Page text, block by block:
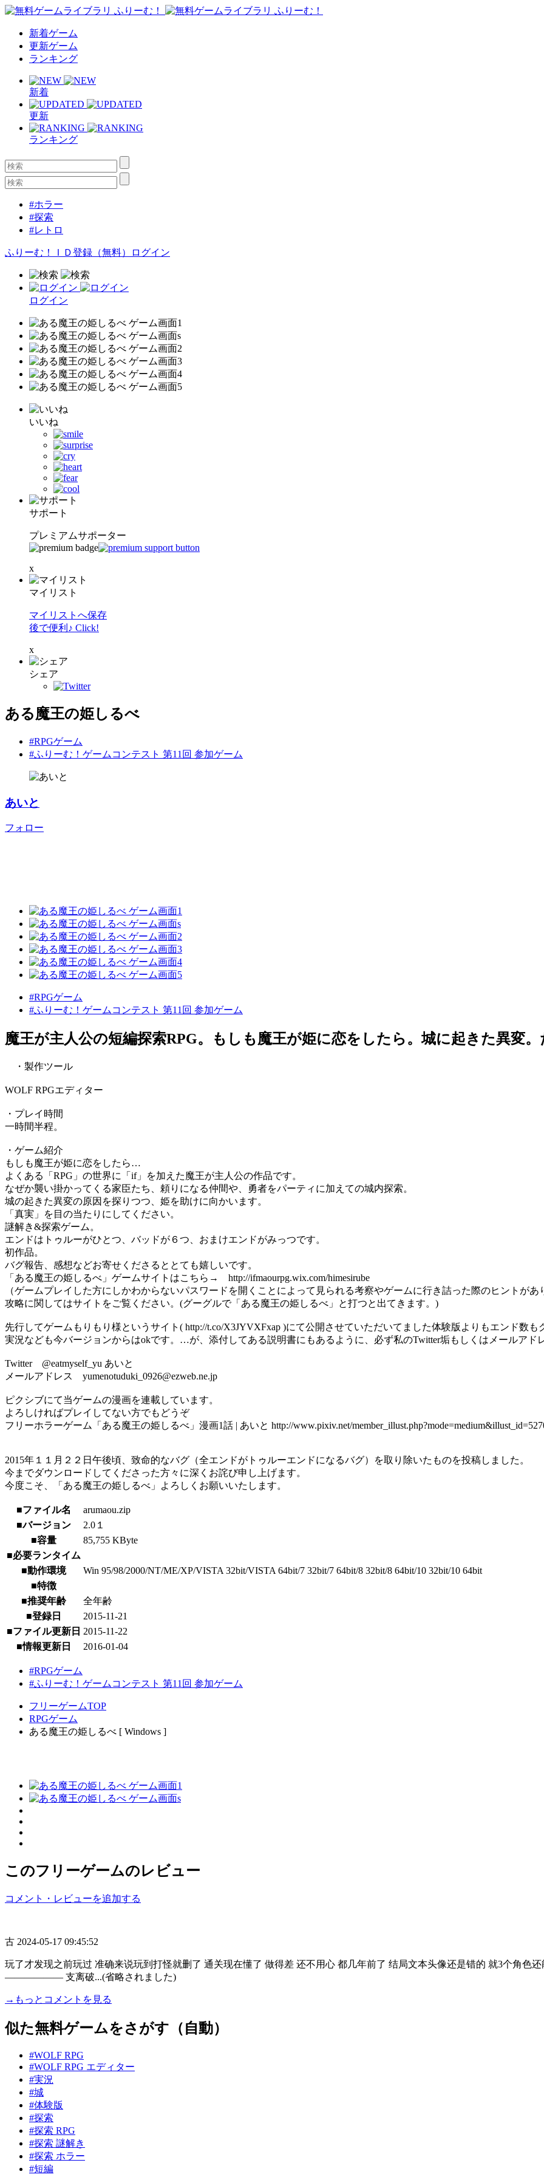
新着ゲーム
更新ゲーム
ランキング
新着
更新
ランキング
#ホラー
#探索
#レトロ
ふりーむ！ＩＤ登録（無料） ログイン
ログイン
いいね
サポート
プレミアムサポーター
x
マイリスト
マイリストへ保存
後で便利♪ Click!
x
シェア
ある魔王の姫しるべ
#RPGゲーム
#ふりーむ！ゲームコンテスト 第11回 参加ゲーム
あいと
フォロー
#RPGゲーム
#ふりーむ！ゲームコンテスト 第11回 参加ゲーム
魔王が主人公の短編探索RPG。もしも魔王が姫に恋をしたら。城に起きた異変。
・製作ツール
WOLF RPGエディター
・プレイ時間
一時間半程。
・ゲーム紹介
もしも魔王が姫に恋をしたら…
よくある「RPG」の世界に「if」を加えた魔王が主人公の作品です。
なぜか襲い掛かってくる家臣たち、頼りになる仲間や、勇者をパーティに加えての城内探索。
城の起きた異変の原因を探りつつ、姫を助けに向かいます。
「真実」を目の当たりにしてください。
謎解き&探索ゲーム。
エンドはトゥルーがひとつ、バッドが６つ、おまけエンドがみっつです。
初作品。
バグ報告、感想などお寄せくださるととても嬉しいです。
「ある魔王の姫しるべ」ゲームサイトはこちら→ http://ifmaourpg.wix.com/himesirube
（ゲームプレイした方にしかわからないパスワードを開くことによって見られる考察やゲームに行き詰った際のヒントがあ
攻略に関してはサイトをご覧ください。(グーグルで「ある魔王の姫しるべ」と打つと出てきます。)
先行してゲームもりもり様というサイト( http://t.co/X3JYVXFxap )にて公開させていただいてました体験版よりもエンド数
実況なども今バージョンからはokです。…が、添付してある説明書にもあるように、必ず私のTwitter垢もしくはメールアド
Twitter @eatmyself_yu あいと
メールアドレス yumenotuduki_0926@ezweb.ne.jp
ピクシブにて当ゲームの漫画を連載しています。
よろしければプレイしてない方でもどうぞ
フリーホラーゲーム「ある魔王の姫しるべ」漫画1話 | あいと http://www.pixiv.net/
2015年１１月２２日午後頃、致命的なバグ（全エンドがトゥルーエンドになるバグ）を取り除いたものを投稿しました。
今までダウンロードしてくださった方々に深くお詫び申し上げます。
今度こそ、「ある魔王の姫しるべ」よろしくお願いいたします。
■ファイル名
arumaou.zip
■バージョン
2.0１
■容量
85,755 KByte
■必要ランタイム
■動作環境
Win 95/98/2000/NT/ME/XP/VISTA 32bit/VISTA 64bit/7 32bit/7 64bit/8 32bit/8 64bit/10 32bit/10 64bit
■特徴
■推奨年齢
全年齢
■登録日
2015-11-21
■ファイル更新日 2015-11-22
■情報更新日
2016-01-04
#RPGゲーム
#ふりーむ！ゲームコンテスト 第11回 参加ゲーム
フリーゲームTOP
RPGゲーム
ある魔王の姫しるべ [ Windows ]
このフリーゲームのレビュー
コメント・レビューを追加する
古 2024-05-17 09:45:52
玩了才发现之前玩过 准确来说玩到打怪就删了 通关现在懂了 做得差 还不用心 都几年前了 结局文本头像还是错的 就3个角色
—————— 支离破...(省略されました)
→もっとコメントを見る
似た無料ゲームをさがす（自動）
#WOLF RPG
#WOLF RPG エディター
#実況
#城
#体験版
#探索
#探索 RPG
#探索 謎解き
#探索 ホラー
#短編